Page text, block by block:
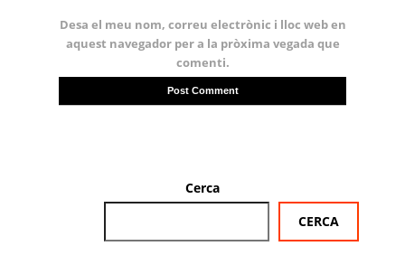
Desa el meu nom, correu electrònic i lloc web en
aquest navegador per a la pròxima vegada que
comenti.
Cerca
CERCA